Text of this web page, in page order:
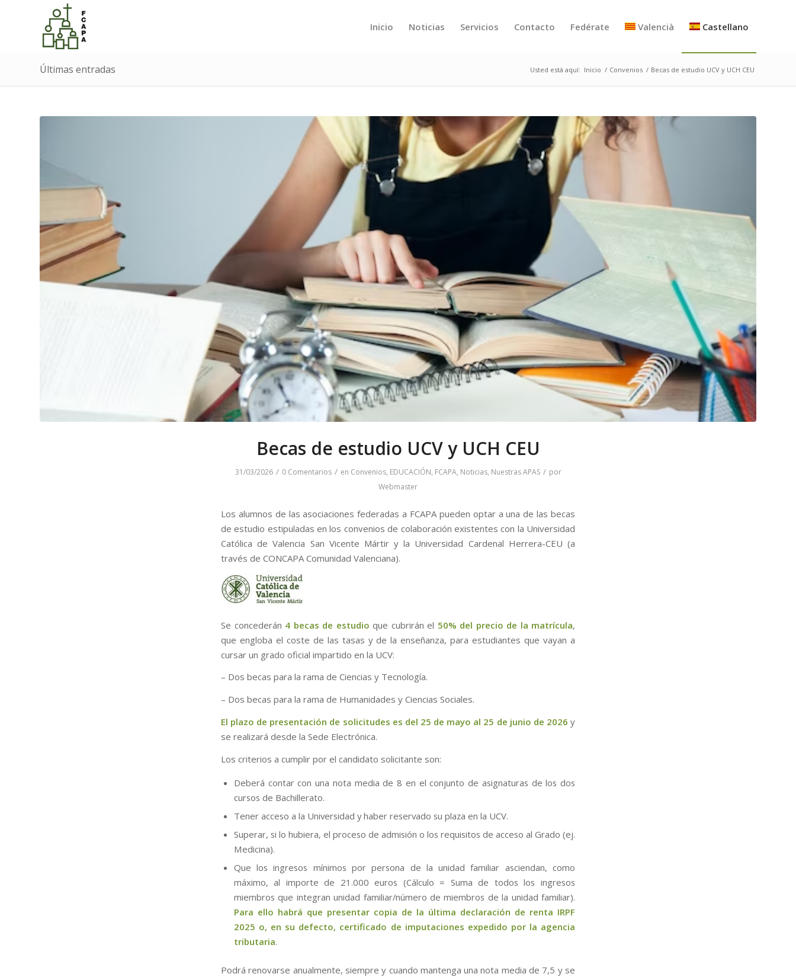
Inicio Noticias Servicios Contacto Fedérate Valencià Castellano
Últimas entradas Usted está aquí: Inicio / Convenios / Becas de estudio UCV y UCH CEU
Becas de estudio UCV y UCH CEU
31/03/2026 / 0 Comentarios / en Convenios, EDUCACIÓN, FCAPA, Noticias, Nuestras APAS / por
Webmaster
Los alumnos de las asociaciones federadas a FCAPA pueden optar a una de las becas
de estudio estipuladas en los convenios de colaboración existentes con la Universidad
Católica de Valencia San Vicente Mártir y la Universidad Cardenal Herrera-CEU (a
través de CONCAPA Comunidad Valenciana).
Se concederán 4 becas de estudio que cubrirán el 50% del precio de la matrícula,
que engloba el coste de las tasas y de la enseñanza, para estudiantes que vayan a
cursar un grado oficial impartido en la UCV:
– Dos becas para la rama de Ciencias y Tecnología.
– Dos becas para la rama de Humanidades y Ciencias Sociales.
El plazo de presentación de solicitudes es del 25 de mayo al 25 de junio de 2026 y
se realizará desde la Sede Electrónica.
Los criterios a cumplir por el candidato solicitante son:
Deberá contar con una nota media de 8 en el conjunto de asignaturas de los dos
cursos de Bachillerato.
Tener acceso a la Universidad y haber reservado su plaza en la UCV.
Superar, si lo hubiera, el proceso de admisión o los requisitos de acceso al Grado (ej.
Medicina).
Que los ingresos mínimos por persona de la unidad familiar asciendan, como
máximo, al importe de 21.000 euros (Cálculo = Suma de todos los ingresos
miembros que integran unidad familiar/número de miembros de la unidad familiar).
Para ello habrá que presentar copia de la última declaración de renta IRPF
2025 o, en su defecto, certificado de imputaciones expedido por la agencia
tributaria.
Podrá renovarse anualmente, siempre y cuando mantenga una nota media de 7,5 y se